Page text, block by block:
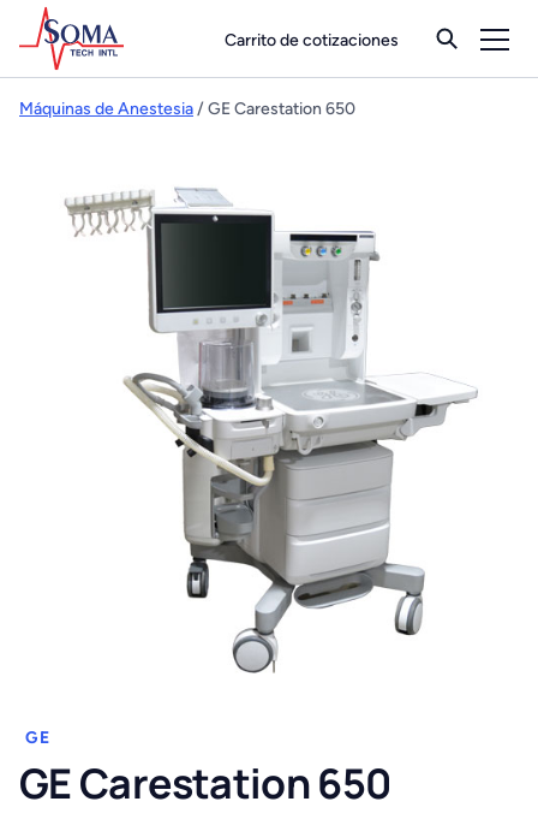
Carrito de cotizaciones
Máquinas de Anestesia/ GE Carestation 650
GE
GE Carestation 650